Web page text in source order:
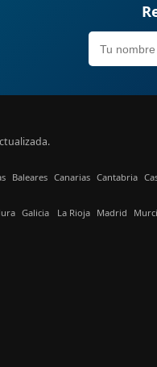
Baleares Canarias Cantabria
Galicia La Rioja Madrid